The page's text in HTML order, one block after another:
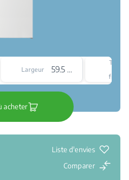
Largeur 59.5 cm
Type
froid
acheter
Liste d'envies
Comparer